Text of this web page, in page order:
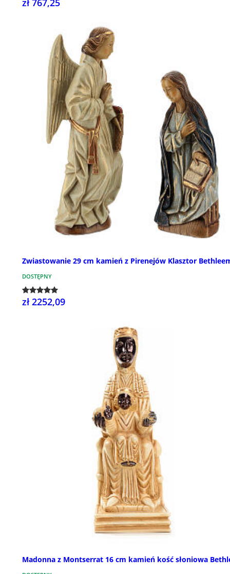
zł 767,25
Zwiastowanie 29 cm kamień z Pirenejów Klasztor
DOSTĘPNY
zł 2252,09
Madonna z Montserrat 16 cm kamień kość słoniowa